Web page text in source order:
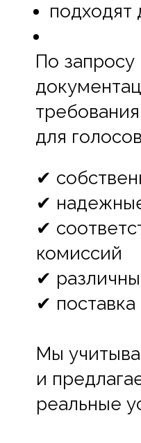
подходят
По запросу
для
✔
✔
✔
комиссий
✔
✔
Мы
и
реальные